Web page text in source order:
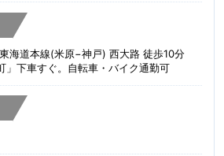
海道本線(米原−神戸) 西大路 徒歩10分
」下車すぐ。自転車・バイク通勤可